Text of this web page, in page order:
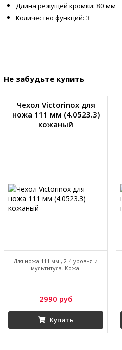
Длина режущей кромки: 80 мм
Количество функций: 3
Не забудьте купить
Чехол Victorinox для
ножа 111 мм (4.0523.3)
кожаный
Для ножа 111 мм., 2-4 уровня и
мультитула. Кожа.
2990 руб
Купить